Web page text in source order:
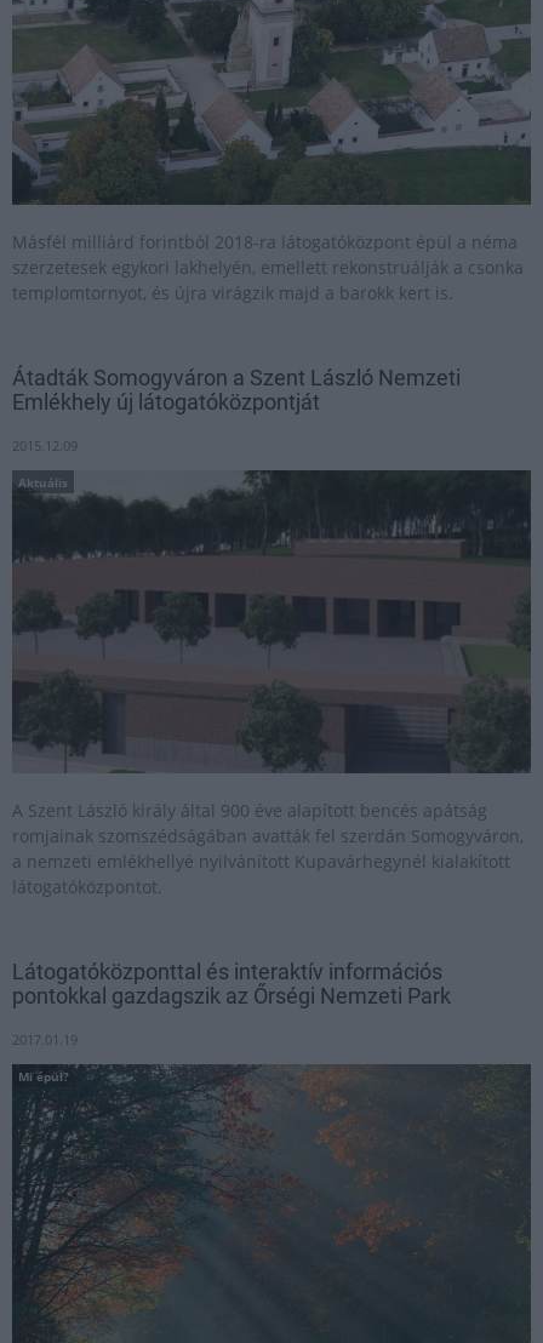
Másfél milliárd forintból 2018-ra látogatóközpont épül a néma
szerzetesek egykori lakhelyén, emellett rekonstruálják a csonka
templomtornyot, és újra virágzik majd a barokk kert is.
Átadták Somogyváron a Szent László Nemzeti
Emlékhely új látogatóközpontját
2015.12.09
Aktuális
A Szent László király által 900 éve alapított bencés apátság
romjainak szomszédságában avatták fel szerdán Somogyváron,
a nemzeti emlékhellyé nyilvánított Kupavárhegynél kialakított
látogatóközpontot.
Látogatóközponttal és interaktív információs
pontokkal gazdagszik az Őrségi Nemzeti Park
2017.01.19
Mi épül?